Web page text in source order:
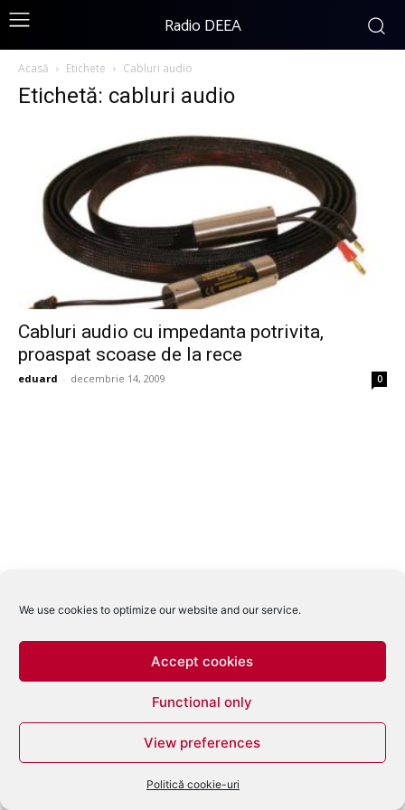
We use cookies to optimize our website and our service.
Accept cookies
Functional only
View preferences
Politică cookie-uri
Radio DEEA
Acasă Etichete Cabluri audio
Etichetă: cabluri audio
Cabluri audio cu impedanta potrivita,
proaspat scoase de la rece
eduard - decembrie 14, 2009 0